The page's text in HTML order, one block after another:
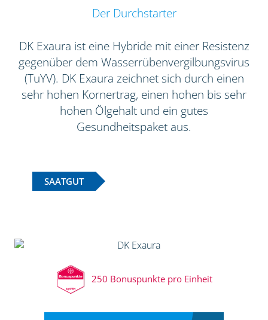
Der Durchstarter
DK Exaura ist eine Hybride mit einer Resistenz
gegenüber dem Wasserrübenvergilbungsvirus
(TuYV). DK Exaura zeichnet sich durch einen
sehr hohen Kornertrag, einen hohen bis sehr
hohen Ölgehalt und ein gutes
Gesundheitspaket aus.
SAATGUT
250 Bonuspunkte pro Einheit